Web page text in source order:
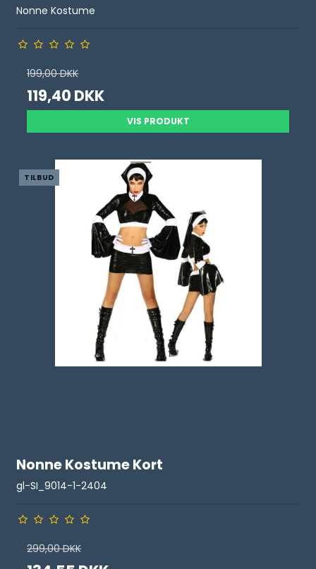
Nonne Kostume
199,00 DKK
119,40 DKK
VIS PRODUKT
TILBUD
Nonne Kostume Kort
gl-SI_9014-1-2404
299,00 DKK